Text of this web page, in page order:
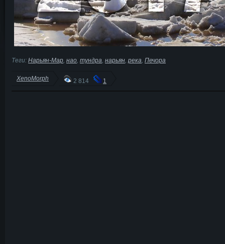
Теги: Нарьян-Мар нао тундра нарьян река Печора
XenoMorph 2 814 1